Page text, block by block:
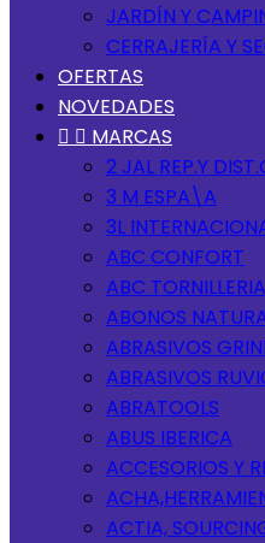
JARDÍN Y
CERRAJERÍA Y
OFERTAS
NOVEDADES
  MARCAS
2 JAL REP.Y
3 M ESPA\A
3L
ABC CONFORT
ABC TORNILLERIA
ABONOS
ABRASIVOS
ABRASIVOS
ABRATOOLS
ABUS IBERICA
ACCESORIOS Y
ACTIA,